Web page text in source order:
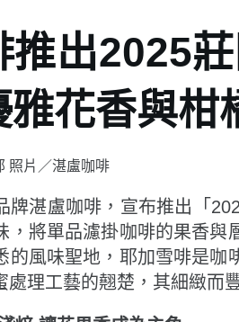
推出2025
雅花香與柑
照片／湛盧咖啡
牌湛盧咖啡，宣布推出「
，將單品濾掛咖啡的果香與
的風味聖地，耶加雪啡是
處理工藝的翹楚，其細緻而